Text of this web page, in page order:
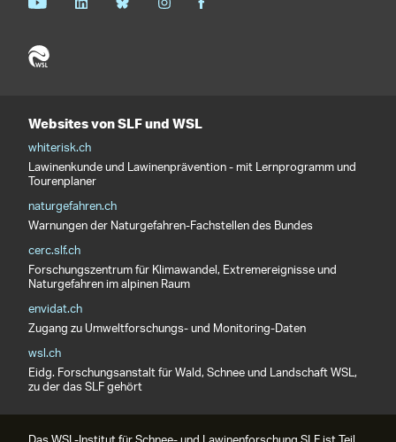
Websites von SLF und WSL
whiterisk.ch
Lawinenkunde und Lawinenprävention - mit Lernprogramm und
Tourenplaner
naturgefahren.ch
Warnungen der Naturgefahren-Fachstellen des Bundes
cerc.slf.ch
Forschungszentrum für Klimawandel, Extremereignisse und
Naturgefahren im alpinen Raum
envidat.ch
Zugang zu Umweltforschungs- und Monitoring-Daten
wsl.ch
Eidg. Forschungsanstalt für Wald, Schnee und Landschaft WSL,
zu der das SLF gehört